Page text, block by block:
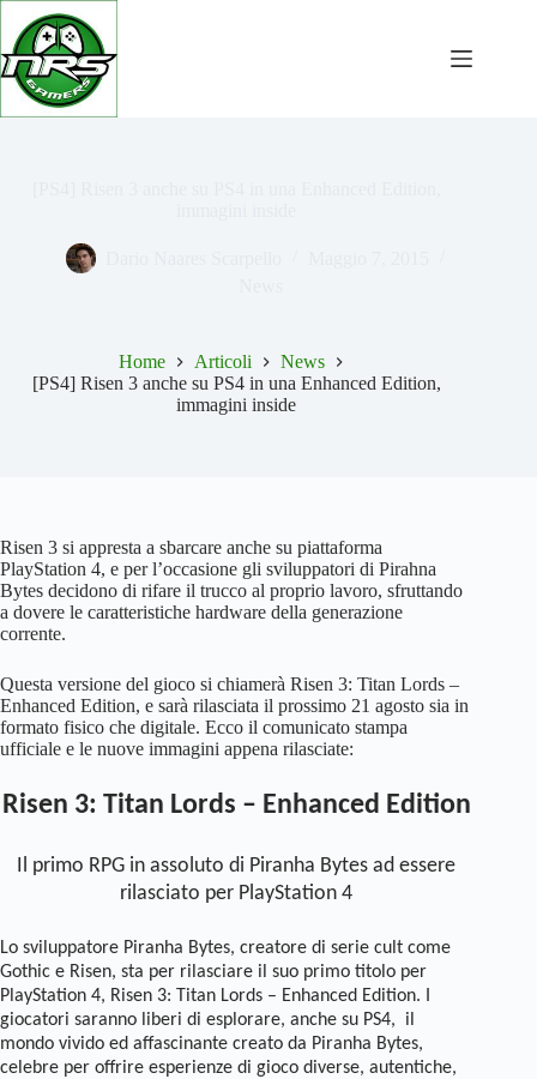
Salta
contenuto
Home Articoli
News
[PS4] Risen 3 anche su PS4 in una Enhanced Edition,
immagini inside
Risen 3 si appresta a sbarcare anche su piattaforma
PlayStation 4, e per l’occasione gli sviluppatori di Pirahna
Bytes decidono di rifare il trucco al proprio lavoro, sfruttando
a dovere le caratteristiche hardware della generazione
corrente.
Questa versione del gioco si chiamerà Risen 3: Titan Lords –
Enhanced Edition, e sarà rilasciata il prossimo 21 agosto sia in
formato fisico che digitale. Ecco il comunicato stampa
ufficiale e le nuove immagini appena rilasciate:
Risen 3: Titan Lords – Enhanced Edition
Il primo RPG in assoluto di Piranha Bytes ad essere
rilasciato per PlayStation 4
Lo sviluppatore Piranha Bytes, creatore di serie cult come
Gothic e Risen, sta per rilasciare il suo primo titolo per
PlayStation 4, Risen 3: Titan Lords – Enhanced Edition. I
giocatori saranno liberi di esplorare, anche su PS4, il
mondo vivido ed affascinante creato da Piranha Bytes,
celebre per offrire esperienze di gioco diverse, autentiche,